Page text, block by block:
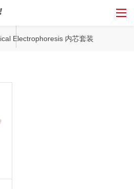
内芯套装
Electrophoresis 内芯套装